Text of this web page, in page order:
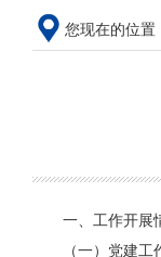
您现在的位置
一、工作开展
（一）党建